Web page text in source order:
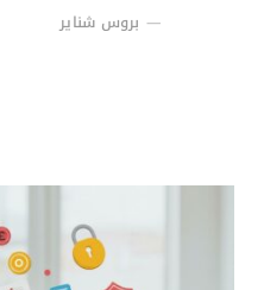
بروس شناير